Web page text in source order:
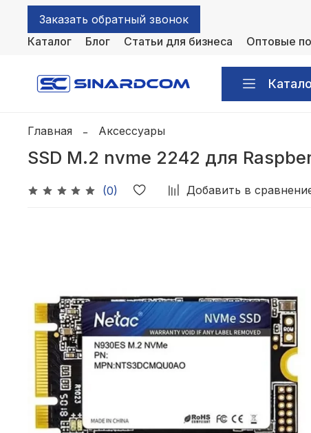
Заказать обратный звонок
Каталог
Блог Статьи для бизнеса Оптовые
Главная Аксессуары
SSD M.2 nvme 2242 для
(0) Добавить в